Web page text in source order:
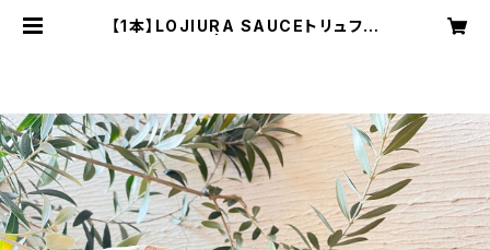
【1本】LOJIURA SAUCEトリュフソ